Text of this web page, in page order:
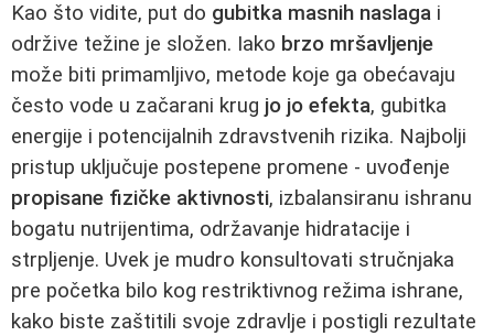
Kao što vidite, put do gubitka masnih naslaga i
održive težine je složen. Iako brzo mršavljenje
može biti primamljivo, metode koje ga obećavaju
često vode u začarani krug jo jo efekta, gubitka
energije i potencijalnih zdravstvenih rizika. Najbolji
pristup uključuje postepene promene - uvođenje
propisane fizičke aktivnosti, izbalansiranu ishranu
bogatu nutrijentima, održavanje hidratacije i
strpljenje. Uvek je mudro konsultovati stručnjaka
pre početka bilo kog restriktivnog režima ishrane,
kako biste zaštitili svoje zdravlje i postigli rezultate